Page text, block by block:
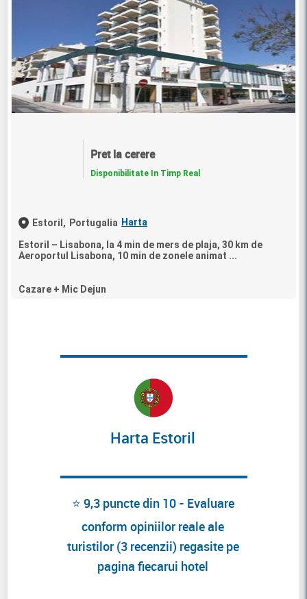
Pret la cerere
Disponibilitate In Timp Real
Estoril, Portugalia Harta
Estoril – Lisabona, la 4 min de mers de plaja, 30 km de
Aeroportul Lisabona, 10 min de zonele animat ...
Cazare + Mic Dejun
Harta Estoril
⭐ 9,3 puncte din 10 - Evaluare
conform opiniilor reale ale
turistilor (3 recenzii) regasite pe
pagina fiecarui hotel